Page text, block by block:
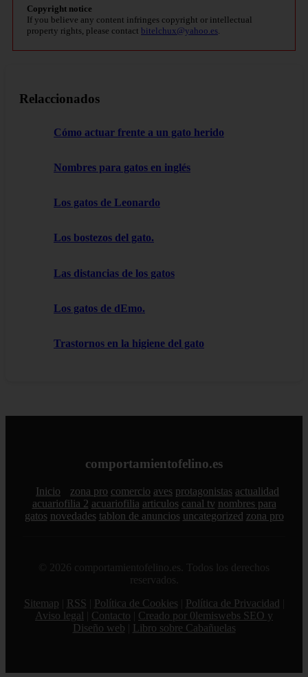
Copyright notice
If you believe any content infringes copyright or intellectual
property rights, please contact bitelchux@yahoo.es.
Relaccionados
Cómo actuar frente a un gato herido
Nombres para gatos en inglés
Los gatos de Leonardo
Los bostezos del gato.
Las distancias de los gatos
Los gatos de dEmo.
Trastornos en la higiene del gato
comportamientofelino.es
Inicio zona pro comercio aves protagonistas actualidad
acuariofilia 2 acuariofilia articulos canal tv nombres para
gatos novedades tablon de anuncios uncategorized zona pro
© 2026 comportamientofelino.es. Todos los derechos
reservados.
Sitemap
RSS Política de Cookies Política de Privacidad
Aviso legal
Contacto
Creado por 0lemiswebs SEO y
Diseño web
Libro sobre Cabañuelas